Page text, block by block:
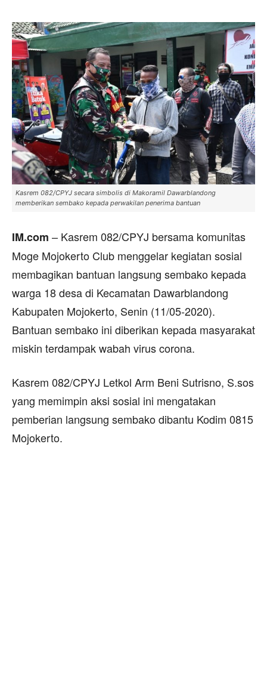
Kasrem 082/CPYJ secara simbolis di Makoramil Dawarblandong
memberikan sembako kepada perwakilan penerima bantuan
IM.com – Kasrem 082/CPYJ bersama komunitas
Moge Mojokerto Club menggelar kegiatan sosial
membagikan bantuan langsung sembako kepada
warga 18 desa di Kecamatan Dawarblandong
Kabupaten Mojokerto, Senin (11/05-2020).
Bantuan sembako ini diberikan kepada masyarakat
miskin terdampak wabah virus corona.
Kasrem 082/CPYJ Letkol Arm Beni Sutrisno, S.sos
yang memimpin aksi sosial ini mengatakan
pemberian langsung sembako dibantu Kodim 0815
Mojokerto.